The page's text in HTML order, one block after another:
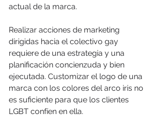
actual de la marca.
Realizar acciones de marketing
dirigidas hacia el colectivo gay
requiere de una estrategia y una
planificación concienzuda y bien
ejecutada. Customizar el logo de una
marca con los colores del arco iris no
es suficiente para que los clientes
LGBT confíen en ella.